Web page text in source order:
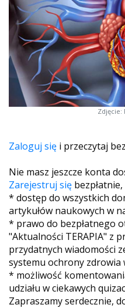
Zdjęcie:
Zaloguj się i przeczytaj
Nie masz jeszcze konta
Zarejestruj się
* dostęp do wszystkich
artykułów naukowych w
* prawo do bezpłatnego
"Aktualności TERAPIA" z
przydatnych wiadomości
systemu ochrony zdrowia
* możliwość
udziału w ciekawych
Zapraszamy serdecznie,